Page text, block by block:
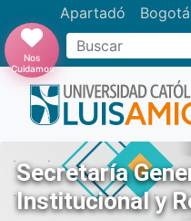
Apartadó Bogotá
Buscar
Nos
Cuidamos
Secretaría
Institucional y